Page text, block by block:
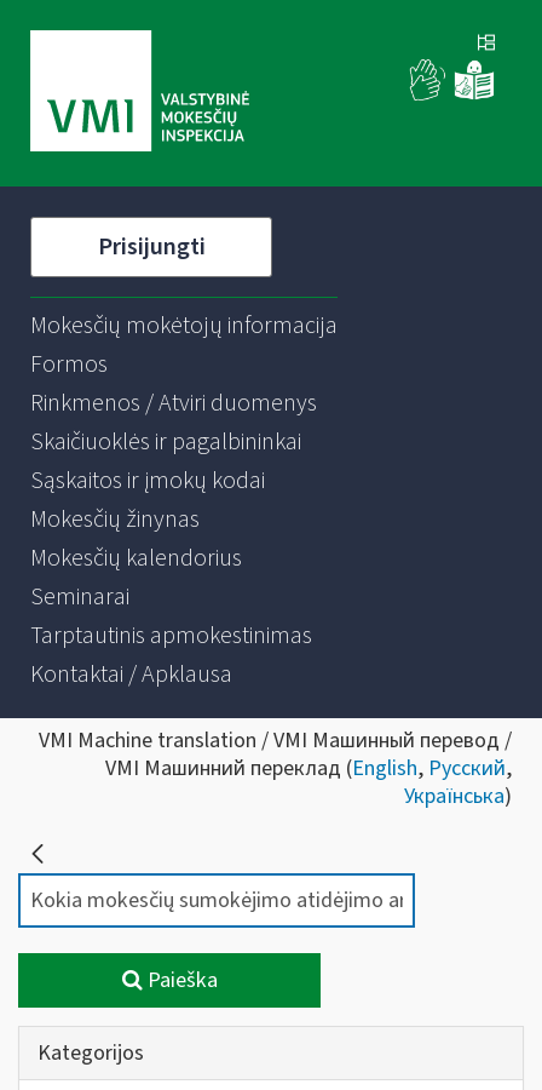
Prisijungti
Mokesčių mokėtojų informacija
Formos
Rinkmenos / Atviri duomenys
Skaičiuoklės ir pagalbininkai
Sąskaitos ir įmokų kodai
Mokesčių žinynas
Mokesčių kalendorius
Seminarai
Tarptautinis apmokestinimas
Kontaktai / Apklausa
VMI Machine translation / VMI Машинный перевод /
VMI Машинний переклад (English, Русский,
Українська)
Paieška
Kategorijos